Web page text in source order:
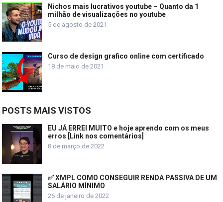
Nichos mais lucrativos youtube – Quanto da 1
milhão de visualizações no youtube
5 de agosto de 2021
Curso de design grafico online com certificado
18 de maio de 2021
POSTS MAIS VISTOS
EU JÁ ERREI MUITO e hoje aprendo com os meus
erros [Link nos comentários]
8 de março de 2022
✅ XMPL COMO CONSEGUIR RENDA PASSIVA DE UM
SALÁRIO MÍNIMO
26 de janeiro de 2022